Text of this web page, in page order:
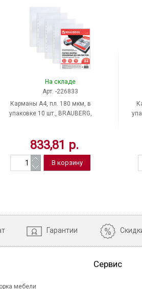
На складе
Арт. -226833
Карманы A4, пл. 180 мкм, в
упаковке 10 шт., BRAUBERG,
833,81 р.
Гарантии
Сервис
мебели